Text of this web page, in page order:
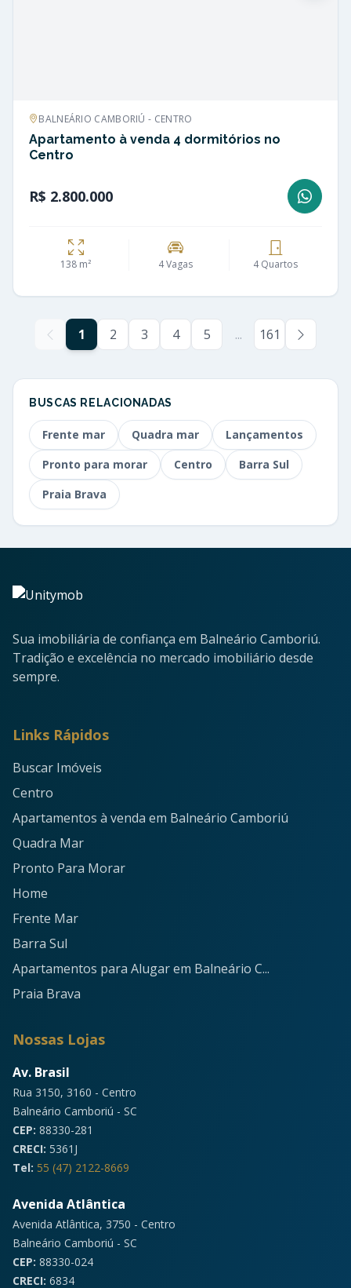
BALNEÁRIO CAMBORIÚ - CENTRO
Apartamento à venda 4 dormitórios no
Centro
R$ 2.800.000
138 m² 4 Vagas 4 Quartos
1 2 3 4 5 ... 161
BUSCAS RELACIONADAS
Frente mar Quadra mar
Lançamentos
Pronto para morar
Centro
Barra Sul
Praia Brava
Sua imobiliária de confiança em Balneário Camboriú.
Tradição e excelência no mercado imobiliário desde
sempre.
Links Rápidos
Buscar Imóveis
Centro
Apartamentos à venda em Balneário Camboriú
Quadra Mar
Pronto Para Morar
Home
Frente Mar
Barra Sul
Apartamentos para Alugar em Balneário C...
Praia Brava
Nossas Lojas
Av. Brasil
Rua 3150, 3160 - Centro
Balneário Camboriú - SC
CEP: 88330-281
CRECI: 5361J
Tel: 55 (47) 2122-8669
Avenida Atlântica
Avenida Atlântica, 3750 - Centro
Balneário Camboriú - SC
CEP: 88330-024
CRECI: 6834